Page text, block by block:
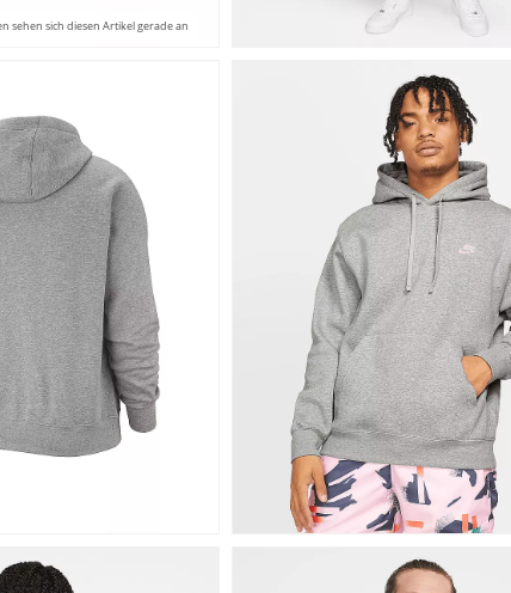
sehen sich diesen Artikel gerade an